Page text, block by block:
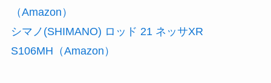
（Amazon）
シマノ(SHIMANO) ロッド 21 ネッサXR
S106MH（Amazon）